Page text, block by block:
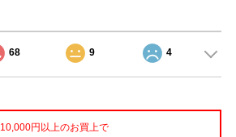
68 9 4
10,000円以上のお買上で